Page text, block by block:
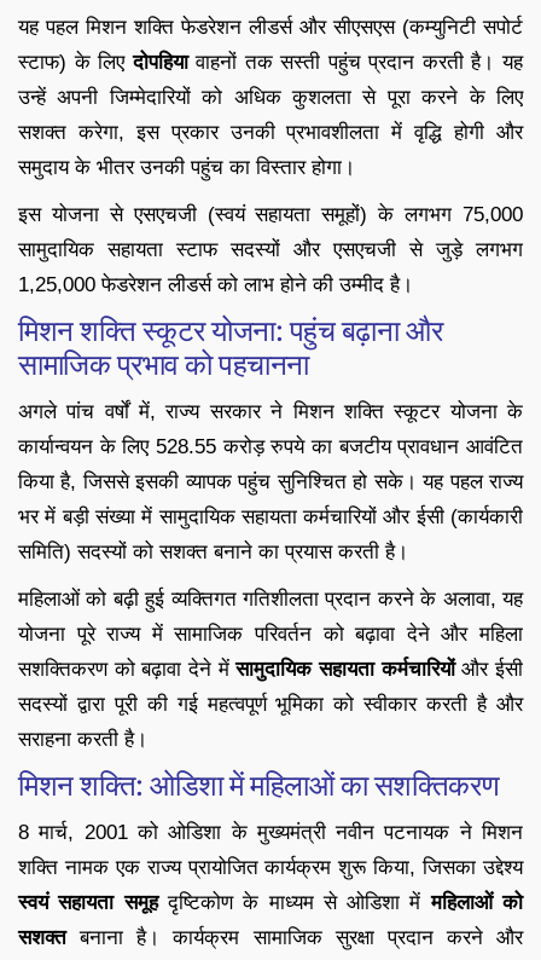
यह पहल मिशन शक्ति फेडरेशन लीडर्स और सीएसएस (कम्युनिटी सपोर्ट
स्टाफ) के लिएदोपहियावाहनों तक सस्ती पहुंच प्रदान करती है। यह
उन्हें अपनी जिम्मेदारियों को अधिक कुशलता से पूरा करने के लिए
सशक्त करेगा, इस प्रकार उनकी प्रभावशीलता में वृद्धि होगी और
समुदाय के भीतर उनकी पहुंच का विस्तार होगा।
इस योजना से एसएचजी (स्वयं सहायता समूहों) के लगभग 75,000
सामुदायिक सहायता स्टाफ सदस्यों और एसएचजी से जुड़े लगभग
1,25,000 फेडरेशन लीडर्स को लाभ होने की उम्मीद है।
मिशन शक्ति स्कूटर योजना: पहुंच बढ़ाना और
सामाजिक प्रभाव को पहचानना
अगले पांच वर्षों में, राज्य सरकार ने मिशन शक्ति स्कूटर योजना के
कार्यान्वयन के लिए 528.55 करोड़ रुपये का बजटीय प्रावधान आवंटित
किया है, जिससे इसकी व्यापक पहुंच सुनिश्चित हो सके। यह पहल राज्य
भर में बड़ी संख्या में सामुदायिक सहायता कर्मचारियों और ईसी (कार्यकारी
समिति) सदस्यों को सशक्त बनाने का प्रयास करती है।
महिलाओं को बढ़ी हुई व्यक्तिगत गतिशीलता प्रदान करने के अलावा, यह
योजना पूरे राज्य में सामाजिक परिवर्तन को बढ़ावा देने और महिला
सशक्तिकरण को बढ़ावा देने मेंसामुदायिक सहायता कर्मचारियोंऔर ईसी
सदस्यों द्वारा पूरी की गई महत्वपूर्ण भूमिका को स्वीकार करती है और
सराहना करती है।
मिशन शक्ति: ओडिशा में महिलाओं का सशक्तिकरण
8 मार्च, 2001 को ओडिशा के मुख्यमंत्री नवीन पटनायक ने मिशन
शक्ति नामक एक राज्य प्रायोजित कार्यक्रम शुरू किया, जिसका उद्देश्य
स्वयं सहायता समूहदृष्टिकोण के माध्यम से ओडिशा मेंमहिलाओं को
सशक्तबनाना है। कार्यक्रम सामाजिक सुरक्षा प्रदान करने और